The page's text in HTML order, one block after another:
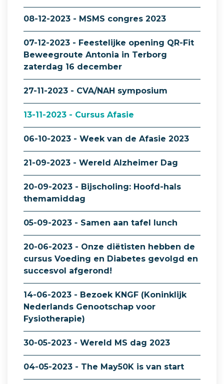
08-12-2023 - MSMS congres 2023
07-12-2023 - Feestelijke opening QR-Fit
Beweegroute Antonia in Terborg
zaterdag 16 december
27-11-2023 - CVA/NAH symposium
13-11-2023 - Cursus Afasie
06-10-2023 - Week van de Afasie 2023
21-09-2023 - Wereld Alzheimer Dag
20-09-2023 - Bijscholing: Hoofd-hals
themamiddag
05-09-2023 - Samen aan tafel lunch
20-06-2023 - Onze diëtisten hebben de
cursus Voeding en Diabetes gevolgd en
succesvol afgerond!
14-06-2023 - Bezoek KNGF (Koninklijk
Nederlands Genootschap voor
Fysiotherapie)
30-05-2023 - Wereld MS dag 2023
04-05-2023 - The May50K is van start